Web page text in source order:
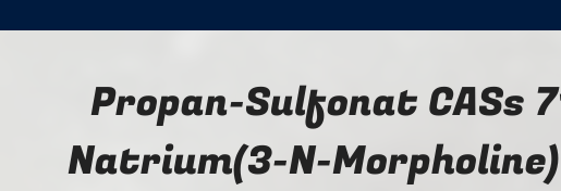
Propan-Sulfonat CASs
Natrium(3-N-